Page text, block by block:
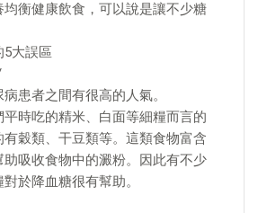
衡健康飲食，可以說是讓不少糖
5大誤區
患者之間有很高的人氣。
時吃的精米、白面等細糧而言的
穀類、干豆類等。這類食物富含
助吸收食物中的澱粉。因此有不少
於降血糖很有幫助。